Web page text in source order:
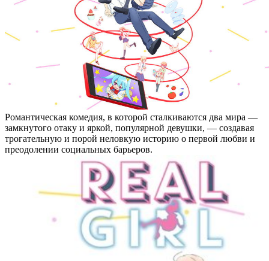
Романтическая комедия, в которой сталкиваются два мира —
замкнутого отаку и яркой, популярной девушки, — создавая
трогательную и порой неловкую историю о первой любви и
преодолении социальных барьеров.